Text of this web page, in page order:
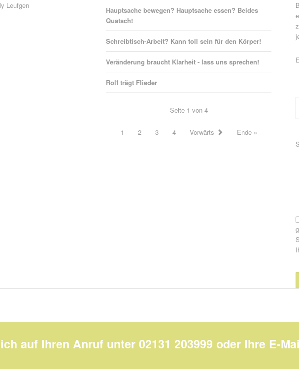
Leufgen
Hauptsache bewegen? Hauptsache essen? Beides
Quatsch!
Schreibtisch-Arbeit? Kann toll sein für den Körper!
Veränderung braucht Klarheit - lass uns sprechen!
Rolf trägt Flieder
Seite 1 von 4
1 2 3 4 Vorwärts Ende »
auf Ihren Anruf unter 02131 203999 oder Ihre E-